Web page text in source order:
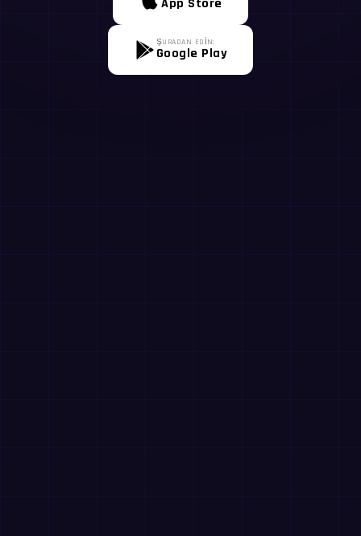
App Store
ŞURADAN EDİN:
Google Play